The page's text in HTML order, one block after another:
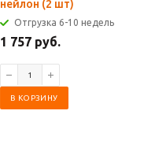
нейлон (2 шт)
Отгрузка 6-10 недель
1 757 руб.
В КОРЗИНУ